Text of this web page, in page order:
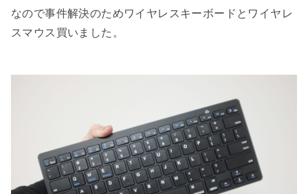
なので事件解決のためワイヤレスキーボードとワイヤレ
スマウス買いました。